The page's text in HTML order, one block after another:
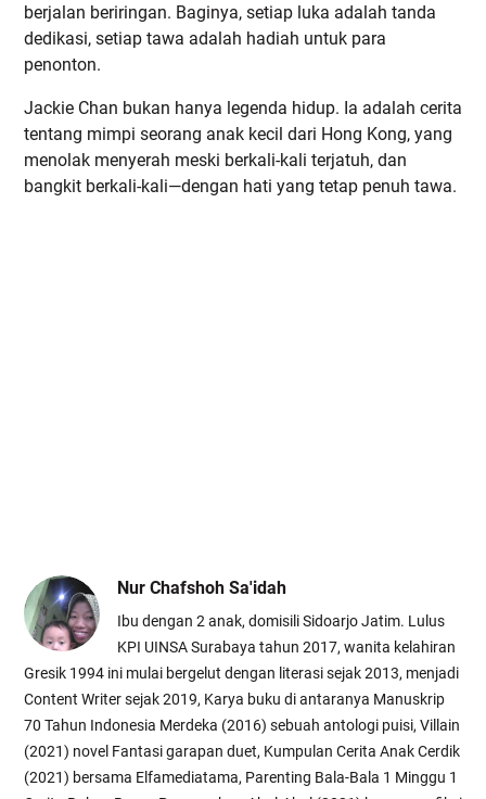
berjalan beriringan. Baginya, setiap luka adalah tanda
dedikasi, setiap tawa adalah hadiah untuk para
penonton.
Jackie Chan bukan hanya legenda hidup. Ia adalah cerita
tentang mimpi seorang anak kecil dari Hong Kong, yang
menolak menyerah meski berkali-kali terjatuh, dan
bangkit berkali-kali—dengan hati yang tetap penuh tawa.
Nur Chafshoh Sa'idah
Ibu dengan 2 anak, domisili Sidoarjo Jatim. Lulus
KPI UINSA Surabaya tahun 2017, wanita kelahiran
Gresik 1994 ini mulai bergelut dengan literasi sejak 2013, menjadi
Content Writer sejak 2019, Karya buku di antaranya Manuskrip
70 Tahun Indonesia Merdeka (2016) sebuah antologi puisi, Villain
(2021) novel Fantasi garapan duet, Kumpulan Cerita Anak Cerdik
(2021) bersama Elfamediatama, Parenting Bala-Bala 1 Minggu 1